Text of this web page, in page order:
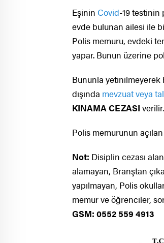
Eşinin Covid-19 testinin
evde bulunan ailesi ile
Polis memuru, evdeki
yapar. Bunun üzerine
Bununla yetinilmeyerek
dışında mevzuat veya
KINAMA CEZASI verilir.
Polis memurunun
Not: Disiplin cezası
alamayan, Branştan
yapılmayan, Polis
memur ve öğrenciler,
GSM: 0552 559 4913